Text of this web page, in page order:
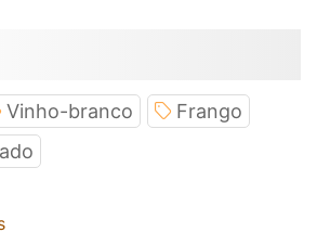
Vinho-branco
Frango